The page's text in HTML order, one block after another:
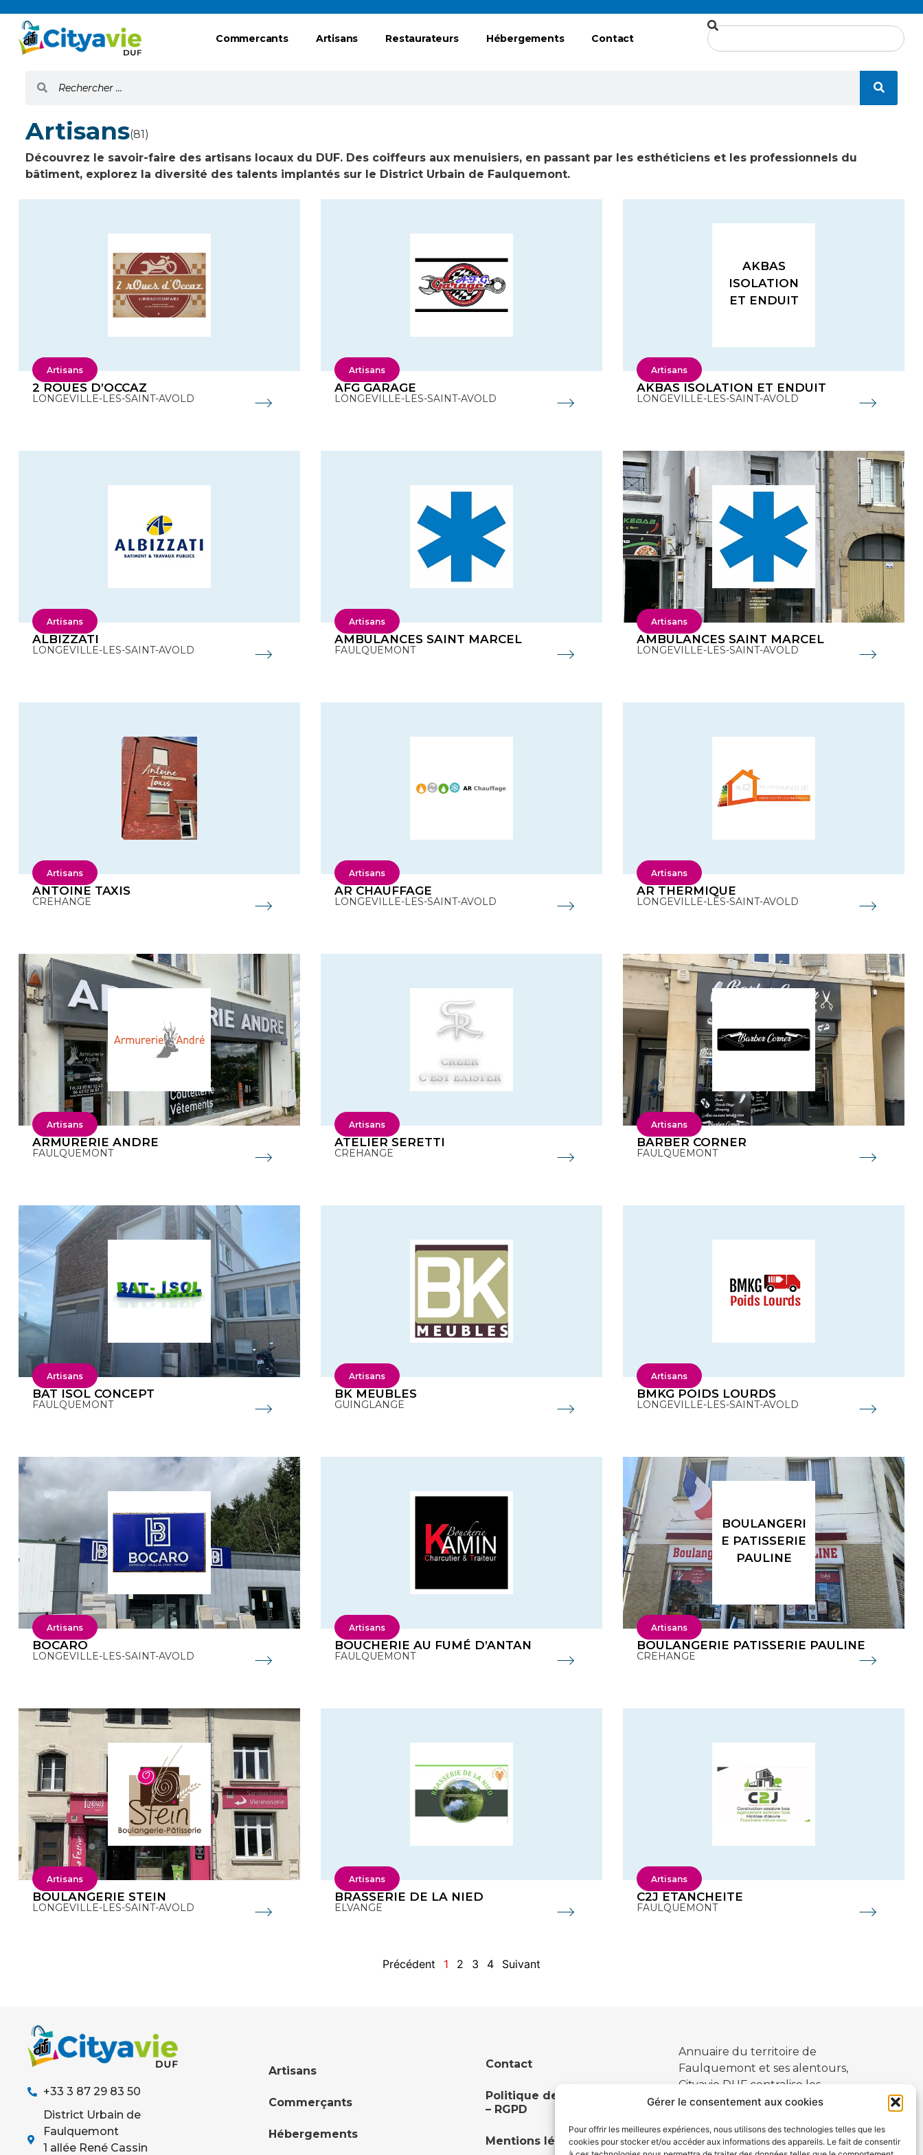
Gérer le consentement aux cookies
Pour offrir les meilleures expériences, nous utilisons des technologies telles que les
cookies pour stocker et/ou accéder aux informations des appareils. Le fait de consentir
Commercants Artisans Restaurateurs Hébergements Contact
Artisans(81)
Découvrez le savoir-faire des artisans locaux du DUF. Des coiffeurs aux menuisiers, en passant par les esthéticiens et les professionnels du
bâtiment, explorez la diversité des talents implantés sur le District Urbain de Faulquemont.
Artisans
2 ROUES D’OCCAZ
LONGEVILLE-LES-SAINT-AVOLD
Artisans
AFG GARAGE
LONGEVILLE-LES-SAINT-AVOLD
AKBAS
ISOLATION
ET ENDUIT
Artisans
AKBAS ISOLATION ET ENDUIT
LONGEVILLE-LES-SAINT-AVOLD
Artisans
ALBIZZATI
LONGEVILLE-LES-SAINT-AVOLD
Artisans
AMBULANCES SAINT MARCEL
FAULQUEMONT
Artisans
AMBULANCES SAINT MARCEL
LONGEVILLE-LES-SAINT-AVOLD
Artisans
ANTOINE TAXIS
CREHANGE
Artisans
AR CHAUFFAGE
LONGEVILLE-LES-SAINT-AVOLD
Artisans
AR THERMIQUE
LONGEVILLE-LES-SAINT-AVOLD
Artisans
ARMURERIE ANDRE
FAULQUEMONT
Artisans
ATELIER SERETTI
CREHANGE
Artisans
BARBER CORNER
FAULQUEMONT
Artisans
BAT ISOL CONCEPT
FAULQUEMONT
Artisans
BK MEUBLES
GUINGLANGE
Artisans
BMKG POIDS LOURDS
LONGEVILLE-LES-SAINT-AVOLD
Artisans
BOCARO
LONGEVILLE-LES-SAINT-AVOLD
Artisans
BOUCHERIE AU FUMÉ D’ANTAN
FAULQUEMONT
BOULANGERI
E PATISSERIE
PAULINE
Artisans
BOULANGERIE PATISSERIE PAULINE
CREHANGE
Artisans
BOULANGERIE STEIN
LONGEVILLE-LES-SAINT-AVOLD
Artisans
BRASSERIE DE LA NIED
ELVANGE
Artisans
C2J ETANCHEITE
FAULQUEMONT
Précédent 1 2 3 4 Suivant
+33 3 87 29 83 50
District Urbain de
Faulquemont
1 allée René Cassin
Artisans
Commerçants
Hébergements
Contact
Politique de confidentialité
– RGPD
Mentions légales
Annuaire du territoire de
Faulquemont et ses alentours,
Cityavie DUF centralise les
commerçants, artisans,
divertissements de ses villes et
villages.